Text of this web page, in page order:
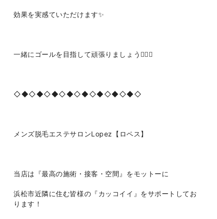
効果を実感ていただけます✨
一緒にゴールを目指して頑張りましょう🏃‍♂️✨
◇◆◇◆◇◆◇◆◇◆◇◆◇◆◇◆◇
メンズ脱毛エステサロンLopez【ロペス】
当店は『最高の施術・接客・空間』をモットーに
浜松市近隣に住む皆様の『カッコイイ』をサポートしてお
ります！